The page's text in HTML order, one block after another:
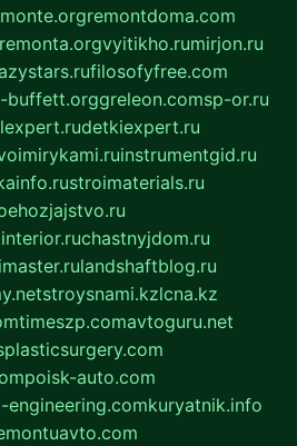
remontdoma.com
vyitikho.rumirjon.ru
filosofyfree.com
buffett.orggreleon.comsp-or.ru
detkiexpert.ru
instrumentgid.ru
stroimaterials.ru
chastnyjdom.ru
landshaftblog.ru
stroysnami.kzlcna.kz
timeszp.comavtoguru.net
poisk-auto.com
engineering.comkuryatnik.info